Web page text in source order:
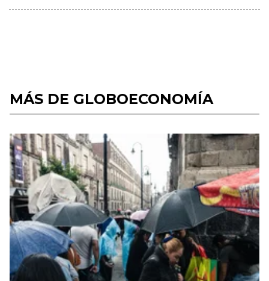
MÁS DE GLOBOECONOMÍA